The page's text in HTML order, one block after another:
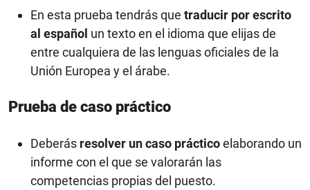
En esta prueba tendrás que traducir por escrito
al español un texto en el idioma que elijas de
entre cualquiera de las lenguas oficiales de la
Unión Europea y el árabe.
Prueba de caso práctico
Deberás resolver un caso prácticoelaborando un
informe con el que se valorarán las
competencias propias del puesto.